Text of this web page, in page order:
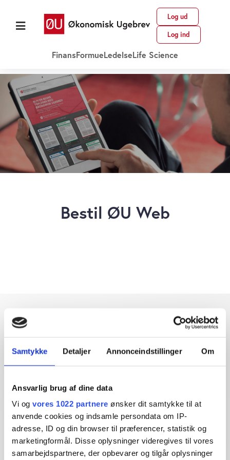
Samtykke Detaljer Annonceindstillinger Om
Ansvarlig brug af dine data
Vi og vores 1022 partnere ønsker dit samtykke til at
anvende cookies og indsamle persondata om IP-
adresse, ID og din browser til præferencer, statistik og
marketingformål. Disse oplysninger videregives til vores
samarbejdspartnere, der opbevarer og tilgår oplysninger
Log ud
Log ind
FinansFormueLedelseLife Science
Bestil ØU Web
Dybdegående og original
og dagsordensættende journalistik og analyser til læserne og
den brede offentlighed.
Vi tager ansvar for vores indhold og er tilmeldt: